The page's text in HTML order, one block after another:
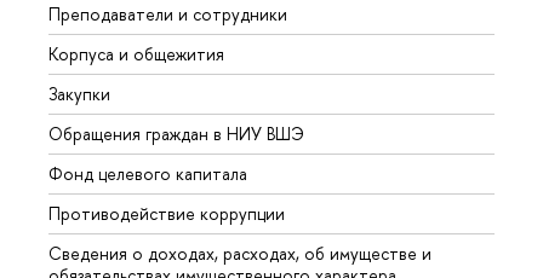
Преподаватели и сотрудники
Корпуса и общежития
Закупки
Обращения граждан в НИУ ВШЭ
Фонд целевого капитала
Противодействие коррупции
Сведения о доходах, расходах, об имуществе и